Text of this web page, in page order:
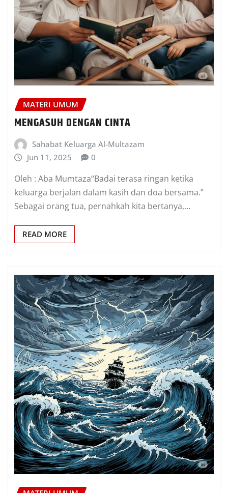
MATERI UMUM
MENGASUH DENGAN CINTA
Sahabat Keluarga Al-Multazam
Jun 11, 2025
0
Oleh : Aba Mumtaza“Badai terasa ringan ketika
keluarga berjalan dalam kasih dan doa bersama.”
Sebagai orang tua, pernahkah kita bertanya,…
READ MORE